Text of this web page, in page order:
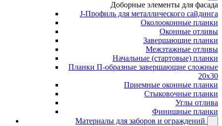
Доборные элементы для фасада
J-Профиль для металлического сайдинга
Околооконные планки
Оконные отливы
Завершающие планки
Межэтажные отливы
Начальные (стартовые) планки
Планки П-образные завершающие сложные
20x30
Приемные оконные планки
Стыковочные планки
Углы отлива
Финишные планки
Материалы для заборов и ограждений